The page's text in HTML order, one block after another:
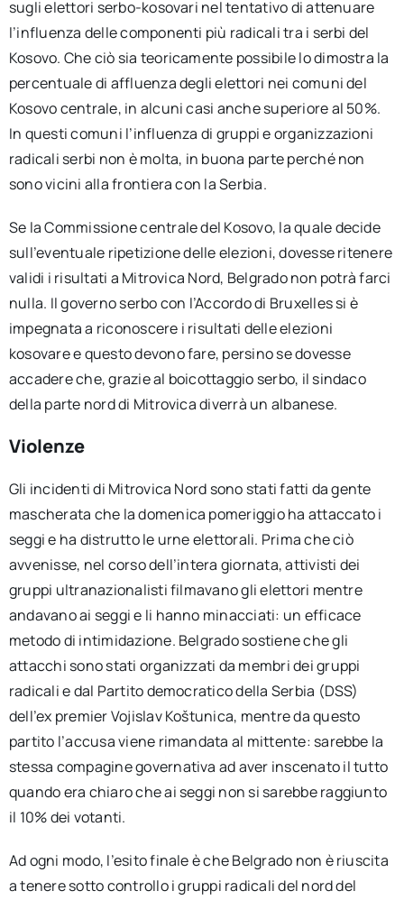
sugli elettori serbo-kosovari nel tentativo di attenuare
l’influenza delle componenti più radicali tra i serbi del
Kosovo. Che ciò sia teoricamente possibile lo dimostra la
percentuale di affluenza degli elettori nei comuni del
Kosovo centrale, in alcuni casi anche superiore al 50%.
In questi comuni l’influenza di gruppi e organizzazioni
radicali serbi non è molta, in buona parte perché non
sono vicini alla frontiera con la Serbia.
Se la Commissione centrale del Kosovo, la quale decide
sull’eventuale ripetizione delle elezioni, dovesse ritenere
validi i risultati a Mitrovica Nord, Belgrado non potrà farci
nulla. Il governo serbo con l’Accordo di Bruxelles si è
impegnata a riconoscere i risultati delle elezioni
kosovare e questo devono fare, persino se dovesse
accadere che, grazie al boicottaggio serbo, il sindaco
della parte nord di Mitrovica diverrà un albanese.
Violenze
Gli incidenti di Mitrovica Nord sono stati fatti da gente
mascherata che la domenica pomeriggio ha attaccato i
seggi e ha distrutto le urne elettorali. Prima che ciò
avvenisse, nel corso dell’intera giornata, attivisti dei
gruppi ultranazionalisti filmavano gli elettori mentre
andavano ai seggi e li hanno minacciati: un efficace
metodo di intimidazione. Belgrado sostiene che gli
attacchi sono stati organizzati da membri dei gruppi
radicali e dal Partito democratico della Serbia (DSS)
dell’ex premier Vojislav Koštunica, mentre da questo
partito l’accusa viene rimandata al mittente: sarebbe la
stessa compagine governativa ad aver inscenato il tutto
quando era chiaro che ai seggi non si sarebbe raggiunto
il 10% dei votanti.
Ad ogni modo, l’esito finale è che Belgrado non è riuscita
a tenere sotto controllo i gruppi radicali del nord del